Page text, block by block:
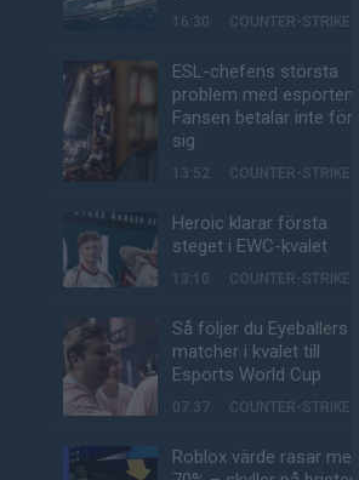
16:30 COUNTER-STRIKE
ESL-chefens största
problem med esporten:
Fansen betalar inte för
sig
13:52 COUNTER-STRIKE
Heroic klarar första
steget i EWC-kvalet
13:10 COUNTER-STRIKE
Så följer du Eyeballers
matcher i kvalet till
Esports World Cup
07:37 COUNTER-STRIKE
Roblox värde rasar med